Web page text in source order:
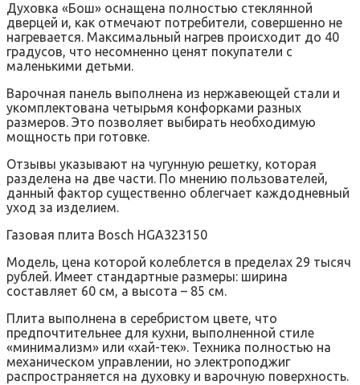
Духовка «Бош» оснащена полностью стеклянной
дверцей и, как отмечают потребители, совершенно не
нагревается. Максимальный нагрев происходит до 40
градусов, что несомненно ценят покупатели с
маленькими детьми.
Варочная панель выполнена из нержавеющей стали и
укомплектована четырьмя конфорками разных
размеров. Это позволяет выбирать необходимую
мощность при готовке.
Отзывы указывают на чугунную решетку, которая
разделена на две части. По мнению пользователей,
данный фактор существенно облегчает каждодневный
уход за изделием.
Газовая плита Bosch HGA323150
Модель, цена которой колеблется в пределах 29 тысяч
рублей. Имеет стандартные размеры: ширина
составляет 60 см, а высота – 85 см.
Плита выполнена в серебристом цвете, что
предпочтительнее для кухни, выполненной стиле
«минимализм» или «хай-тек». Техника полностью на
механическом управлении, но электроподжиг
распространяется на духовку и варочную поверхность.